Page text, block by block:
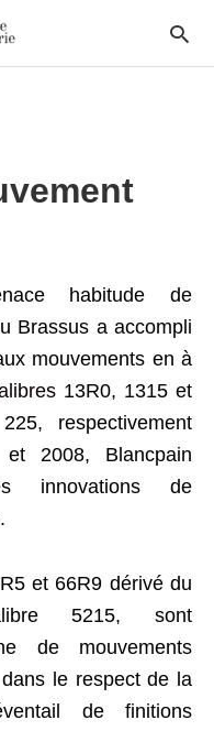
habitude de
Brassus a accompli
mouvements en à
13R0, 1315 et
respectivement
2008, Blancpain
innovations de
et 66R9 dérivé du
5215, sont
de mouvements
dans le respect de la
de finitions